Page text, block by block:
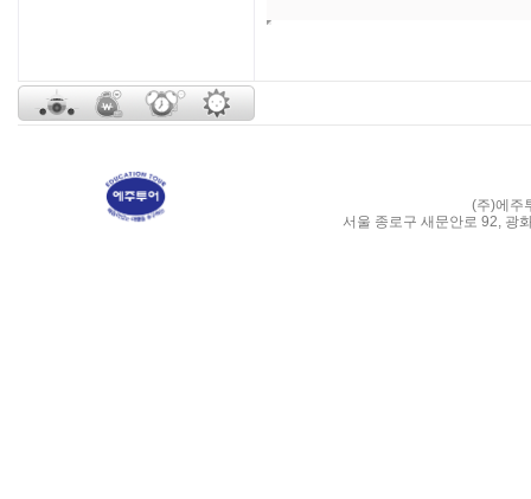
(주)에주
서울 종로구 새문안로 92, 광